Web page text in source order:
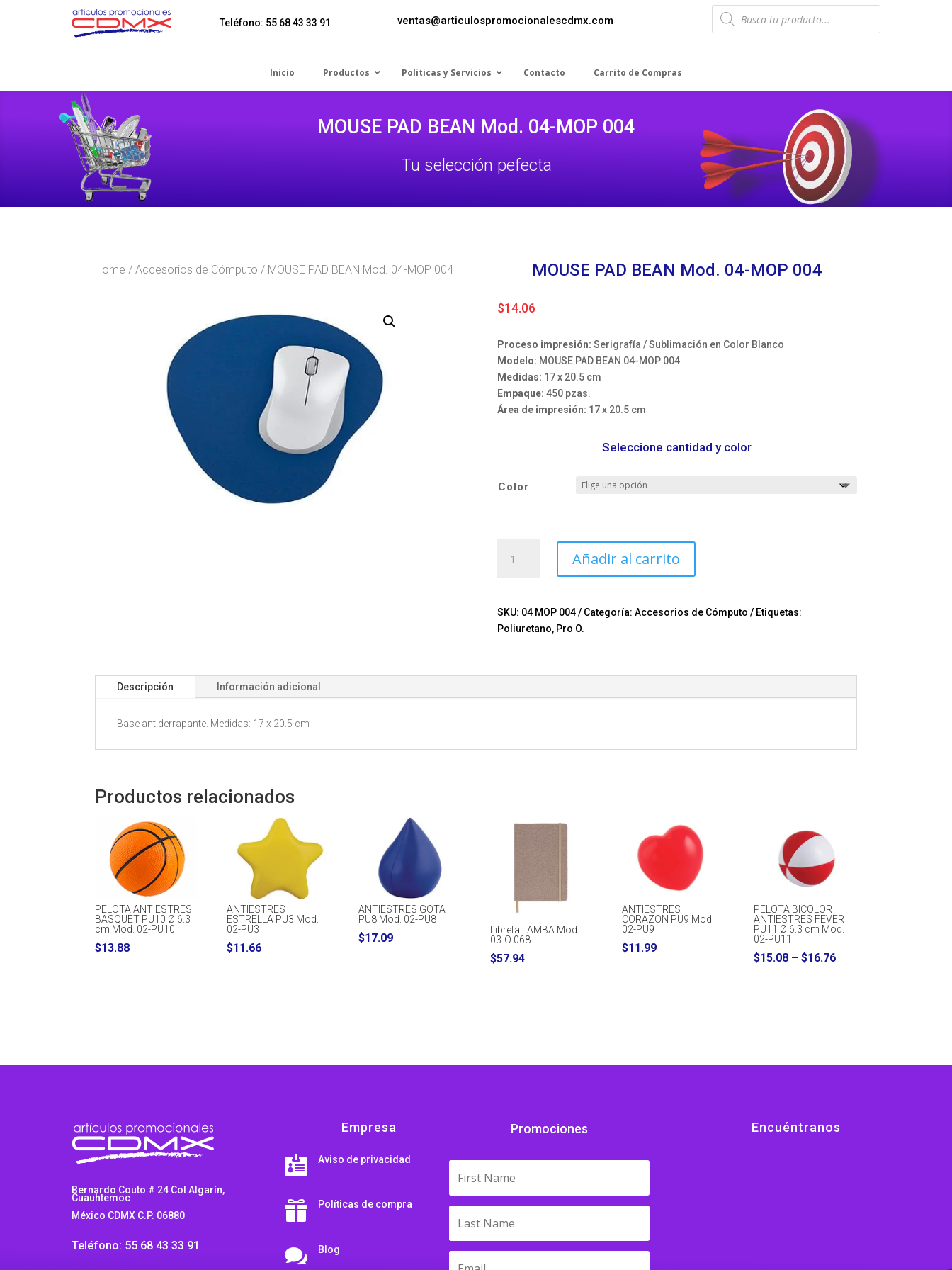
Teléfono: 55 68 43 33 91 ventas@articulospromocionalescdmx.com
Products
search
Inicio Productos Politicas y Servicios Contacto Carrito de Compras
MOUSE PAD BEAN Mod. 04-MOP 004
Tu selección pefecta
Home /Accesorios de Cómputo / MOUSE PAD BEAN Mod. 04-MOP 004 MOUSE PAD BEAN Mod. 04-MOP 004
$14.06
Proceso impresión: Serigrafía / Sublimación en Color Blanco
Modelo: MOUSE PAD BEAN 04-MOP 004
Medidas: 17 x 20.5 cm
Empaque: 450 pzas.
Área de impresión: 17 x 20.5 cm
Seleccione cantidad y color
Color
PAD
04-
MOP
Añadir al carrito
SKU: 04 MOP 004 Categoría: Accesorios de Cómputo
Etiquetas:
Poliuretano, Pro O.
Descripción Información adicional
Base antiderrapante. Medidas: 17 x 20.5 cm
Productos relacionados
PELOTA ANTIESTRES
BASQUET PU10 Ø 6.3
cm Mod. 02-PU10
$13.88
ANTIESTRES
ESTRELLA PU3 Mod.
02-PU3
$11.66
ANTIESTRES GOTA
PU8 Mod. 02-PU8
$17.09
Libreta LAMBA Mod.
03-O 068
$57.94
ANTIESTRES
CORAZON PU9 Mod.
02-PU9
$11.99
PELOTA BICOLOR
ANTIESTRES FEVER
PU11 Ø 6.3 cm Mod.
02-PU11
$15.08 – $16.76Price
Bernardo Couto # 24 Col Algarín,
Cuauhtemoc
México CDMX C.P. 06880
Teléfono: 55 68 43 33 91
Empresa
 Aviso de privacidad
 Políticas de compra
 Blog
Promociones Encuéntranos